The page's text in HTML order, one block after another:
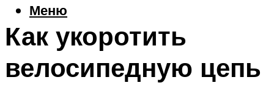
Меню
Как укоротить
велосипедную цепь